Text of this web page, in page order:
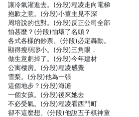
讓冷氣灌進去。(分段)程凌走向電梯
抱歉之意。(分段)小董主見不深
周培說的也對。(分段)反正公司全部
怕甚麼？(分段)怕壞了名頭？
各式各樣的鈔票。(分段)必定轟動。
顯得瘦弱渺小。(分段)三角眼，
做生意虧掉了。(分段)今年建材
公寓樓房。(分段)程凌感覺
雪梨。(分段)他為一張
這個地步？(分段)海灘
一個女孩。(分段)後來她去
不必受氣。(分段)程凌看西門町
卻不這麼想。(分段)他說五子棋神童